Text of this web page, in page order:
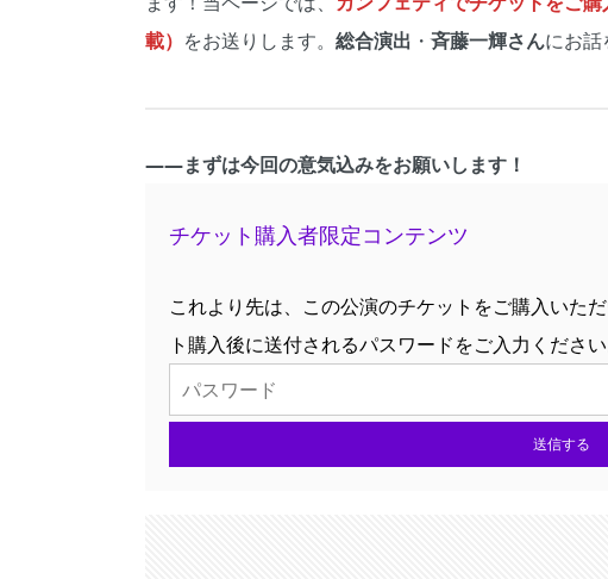
載） をお送りします。 総合演出 ・斉藤一輝さんにお話
――まずは今回の意気込みをお願いします！
チケット購入者限定コンテンツ
これより先は、この公演のチケットをご購入いた
ト購入後に送付されるパスワードをご入力ください
送信する